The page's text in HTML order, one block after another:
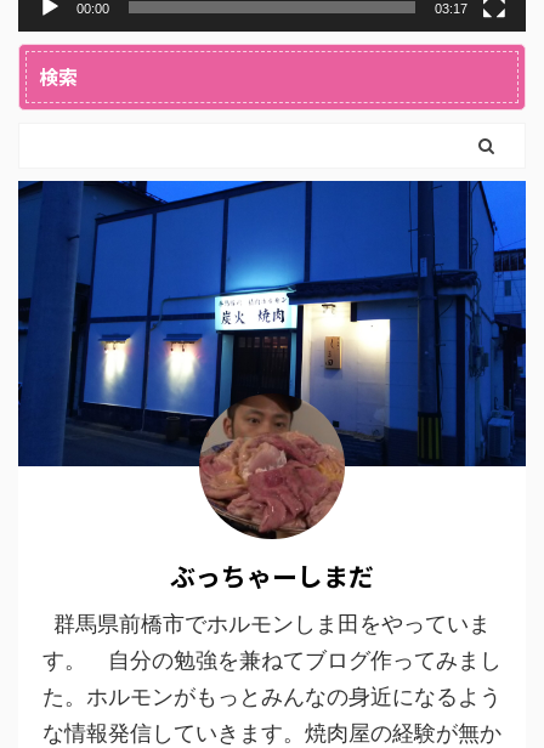
00:00 03:17
検索
ぶっちゃーしまだ
群馬県前橋市でホルモンしま田をやっていま
す。 自分の勉強を兼ねてブログ作ってみまし
た。ホルモンがもっとみんなの身近になるよう
な情報発信していきます。焼肉屋の経験が無か